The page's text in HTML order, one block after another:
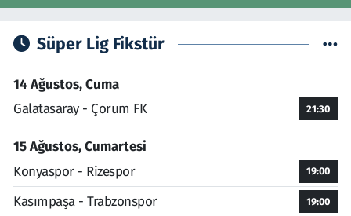
Süper Lig Fikstür
14 Ağustos, Cuma
Galatasaray - Çorum FK
21:30
15 Ağustos, Cumartesi
Konyaspor - Rizespor
19:00
Kasımpaşa - Trabzonspor 19:00